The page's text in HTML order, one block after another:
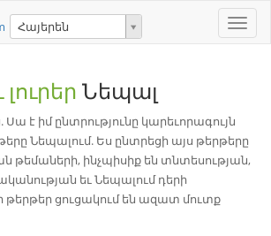
Toggle
Հայերեն
Նեպալ
է իմ ընտրությունը կարեւորագույն
Նեպալում. Ես ընտրեցի այս թերթերը
թեմաների, ինչպիսիք են տնտեսության,
եւ Նեպալում դերի
թերթեր ցուցակում են ազատ մուտք